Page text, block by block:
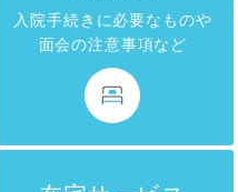
入院手続きに必要なものや
面会の注意事項など